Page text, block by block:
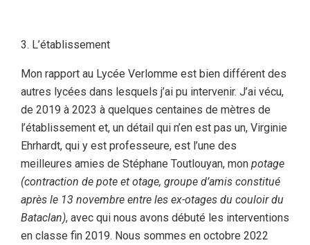
L’établissement
Mon rapport au Lycée Verlomme est bien différent des
autres lycées dans lesquels j’ai pu intervenir. J’ai vécu,
de 2019 à 2023 à quelques centaines de mètres de
l’établissement et, un détail qui n’en est pas un, Virginie
Ehrhardt, qui y est professeure, est l’une des
meilleures amies de Stéphane Toutlouyan, mon potage
(contraction de pote et otage, groupe d’amis constitué
après le 13 novembre entre les ex-otages du couloir du
Bataclan), avec qui nous avons débuté les interventions
en classe fin 2019. Nous sommes en octobre 2022